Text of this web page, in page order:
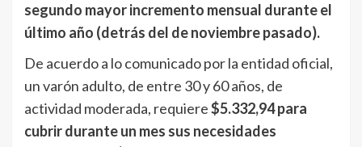
segundo mayor incremento mensual durante el
último año (detrás del de noviembre pasado).
De acuerdo a lo comunicado por la entidad oficial,
un varón adulto, de entre 30 y 60 años, de
actividad moderada, requiere$5.332,94 para
cubrir durante un mes sus necesidades